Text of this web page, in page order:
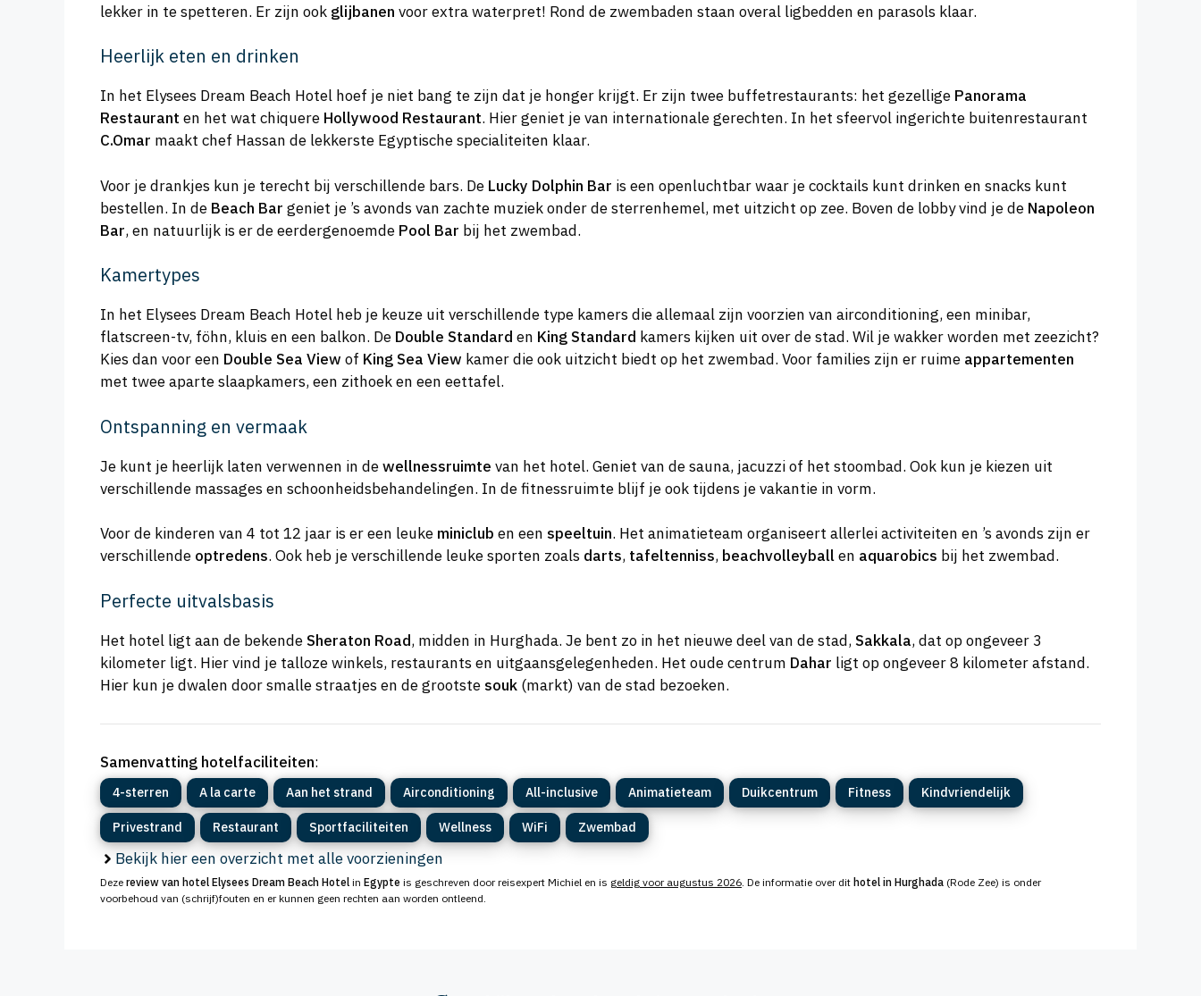
lekker in te spetteren. Er zijn ook glijbanen voor extra waterpret! Rond de zwembaden staan overal ligbedden en parasols klaar.
Heerlijk eten en drinken
In het Elysees Dream Beach Hotel hoef je niet bang te zijn dat je honger krijgt. Er zijn twee buffetrestaurants: het gezellige Panorama
Restaurant en het wat chiquere Hollywood Restaurant. Hier geniet je van internationale gerechten. In het sfeervol ingerichte buitenrestaurant
C.Omar maakt chef Hassan de lekkerste Egyptische specialiteiten klaar.
Voor je drankjes kun je terecht bij verschillende bars. De Lucky Dolphin Bar is een openluchtbar waar je cocktails kunt drinken en snacks kunt
bestellen. In de Beach Bar geniet je ’s avonds van zachte muziek onder de sterrenhemel, met uitzicht op zee. Boven de lobby vind je de Napoleon
Bar, en natuurlijk is er de eerdergenoemde Pool Bar bij het zwembad.
Kamertypes
In het Elysees Dream Beach Hotel heb je keuze uit verschillende type kamers die allemaal zijn voorzien van airconditioning, een minibar,
flatscreen-tv, föhn, kluis en een balkon. De Double Standard en King Standard kamers kijken uit over de stad. Wil je wakker worden met zeezicht?
Kies dan voor een Double Sea View of King Sea View kamer die ook uitzicht biedt op het zwembad. Voor families zijn er ruime appartementen
met twee aparte slaapkamers, een zithoek en een eettafel.
Ontspanning en vermaak
Je kunt je heerlijk laten verwennen in dewellnessruimte van het hotel. Geniet van de sauna, jacuzzi of het stoombad. Ook kun je kiezen uit
verschillende massages en schoonheidsbehandelingen. In de fitnessruimte blijf je ook tijdens je vakantie in vorm.
Voor de kinderen van 4 tot 12 jaar is er een leuke miniclub en een speeltuin. Het animatieteam organiseert allerlei activiteiten en ’s avonds zijn er
verschillende optredens. Ook heb je verschillende leuke sporten zoals darts, tafeltenniss, beachvolleyballen aquarobics bij het zwembad.
Perfecte uitvalsbasis
Het hotel ligt aan de bekendeSheraton Road, midden in Hurghada. Je bent zo in het nieuwe deel van de stad,Sakkala, dat op ongeveer 3
kilometer ligt. Hier vind je talloze winkels, restaurants en uitgaansgelegenheden. Het oude centrum Dahar ligt op ongeveer 8 kilometer afstand.
Hier kun je dwalen door smalle straatjes en de grootste souk (markt) van de stad bezoeken.
Samenvatting hotelfaciliteiten:
4-sterren A la carte Aan het strand Airconditioning All-inclusive Animatieteam Duikcentrum Fitness Kindvriendelijk
Privestrand Restaurant Sportfaciliteiten Wellness WiFi Zwembad
Bekijk hier een overzicht met alle voorzieningen
Deze review van hotel Elysees Dream Beach Hotel in Egypte is geschreven door reisexpert Michiel en is geldig voor augustus 2026 . De informatie over dit hotel in Hurghada (Rode Zee) is onder
voorbehoud van (schrijf)fouten en er kunnen geen rechten aan worden ontleend.